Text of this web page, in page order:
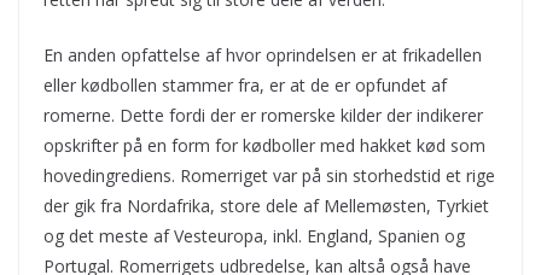
En anden opfattelse af hvor oprindelsen er at frikadellen
eller kødbollen stammer fra, er at de er opfundet af
romerne. Dette fordi der er romerske kilder der indikerer
opskrifter på en form for kødboller med hakket kød som
hovedingrediens. Romerriget var på sin storhedstid et rige
der gik fra Nordafrika, store dele af Mellemøsten, Tyrkiet
og det meste af Vesteuropa, inkl. England, Spanien og
Portugal. Romerrigets udbredelse, kan altså også have